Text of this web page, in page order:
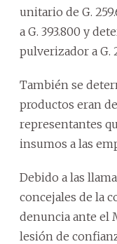
unitario de G.
a G. 393.800 y
pulverizador a G.
También se
productos eran
representantes
insumos a las
Debido a las
concejales de la
denuncia ante el
lesión de